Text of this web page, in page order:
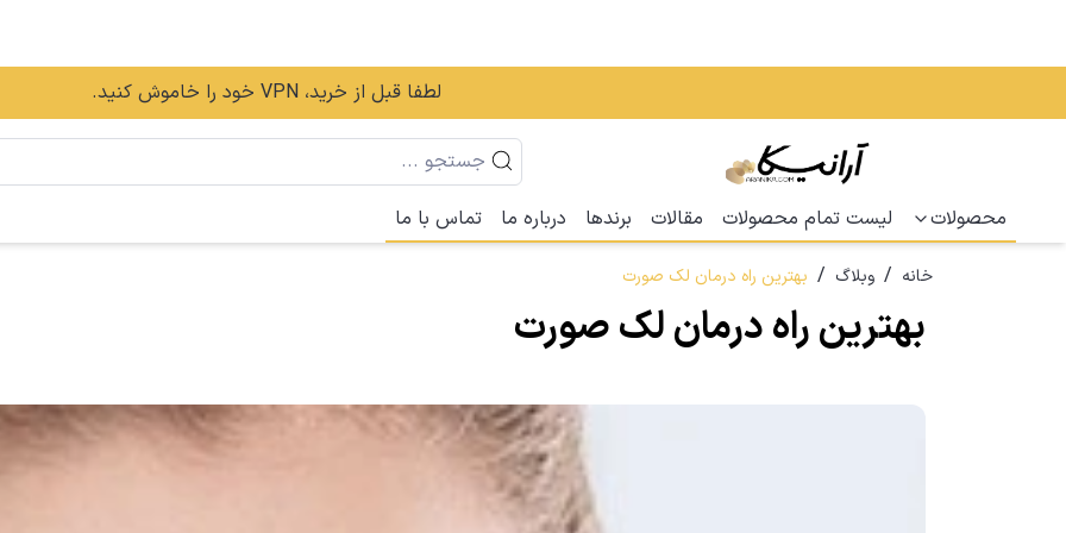
لطفا قبل از خرید، VPN خود را خاموش کنید.
محصولات لیست تمام محصولات مقالات برندها درباره ما تماس با ما
خانه / وبلاگ / بهترین راه درمان لک صورت
بهترین راه درمان لک صورت